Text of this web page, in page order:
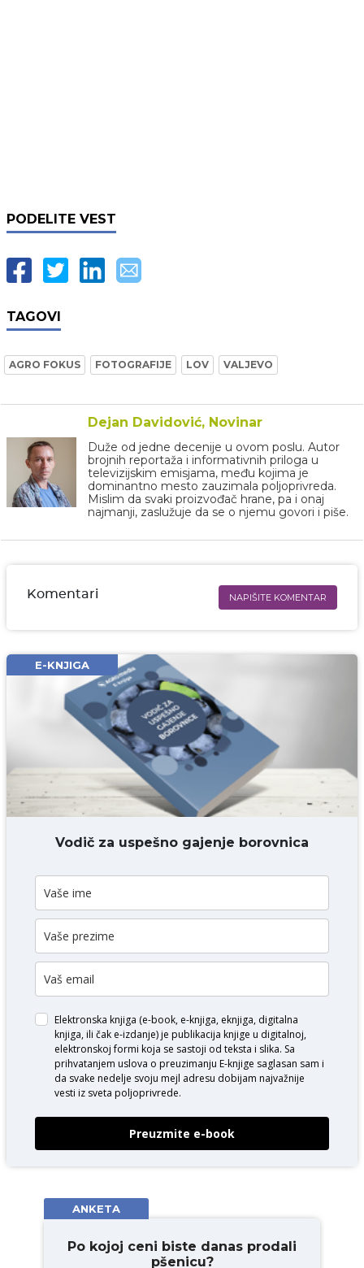
PODELITE VEST
TAGOVI
AGRO FOKUS FOTOGRAFIJE LOV VALJEVO
Dejan Davidović, Novinar
Duže od jedne decenije u ovom poslu. Autor
brojnih reportaža i informativnih priloga u
televizijskim emisjama, među kojima je
dominantno mesto zauzimala poljoprivreda.
Mislim da svaki proizvođač hrane, pa i onaj
najmanji, zaslužuje da se o njemu govori i piše.
Komentari NAPIŠITE KOMENTAR
Email* obavezno
Komentar* obavezno
DODAJ KOMENTAR
E-KNJIGA
Vodič za uspešno gajenje borovnica
Elektronska knjiga (e-book, e-knjiga, eknjiga, digitalna
knjiga, ili čak e-izdanje) je publikacija knjige u digitalnoj,
elektronskoj formi koja se sastoji od teksta i slika. Sa
prihvatanjem uslova o preuzimanju E-knjige saglasan sam i
da svake nedelje svoju mejl adresu dobijam najvažnije
vesti iz sveta poljoprivrede.
Preuzmite e-book
ANKETA
Po kojoj ceni biste danas prodali
pšenicu?